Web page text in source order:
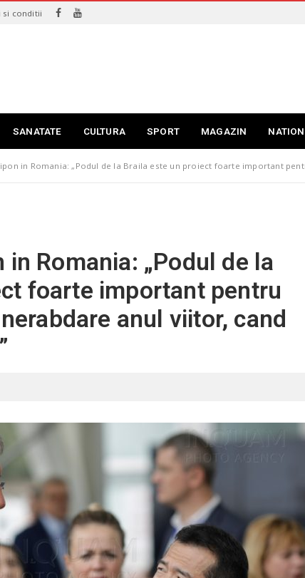
si conditii
SANATATE CULTURA SPORT MAGAZIN
in Romania: „Podul de la Braila este un proiect foarte important
Romania: „Podul de la
foarte important pentru
anul viitor, cand